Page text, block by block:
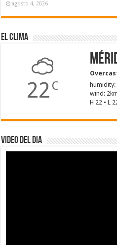
agosto 4, 2026
El Clima
22 C
humidity:
wind:
H 22 • L
Video del dia